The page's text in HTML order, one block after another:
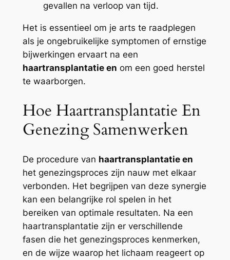
gevallen na verloop van tijd.
Het is essentieel om je arts te raadplegen
als je ongebruikelijke symptomen of ernstige
bijwerkingen ervaart na een
haartransplantatie en om een goed herstel
te waarborgen.
Hoe Haartransplantatie En
Genezing Samenwerken
De procedure van haartransplantatie en
het genezingsproces zijn nauw met elkaar
verbonden. Het begrijpen van deze synergie
kan een belangrijke rol spelen in het
bereiken van optimale resultaten. Na een
haartransplantatie zijn er verschillende
fasen die het genezingsproces kenmerken,
en de wijze waarop het lichaam reageert op